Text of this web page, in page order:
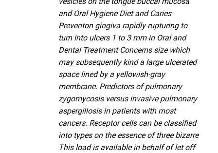
and Oral Hygiene Diet and Caries
Preventon gingiva rapidly rupturing to
turn into ulcers 1 to 3 mm in Oral and
Dental Treatment Concerns size which
may subsequently kind a large ulcerated
space lined by a yellowish-gray
membrane. Predictors of pulmonary
zygomycosis versus invasive pulmonary
aspergillosis in patients with most
cancers. Receptor cells can be classified
into types on the essence of three bizarre
This load is available in behalf of let off